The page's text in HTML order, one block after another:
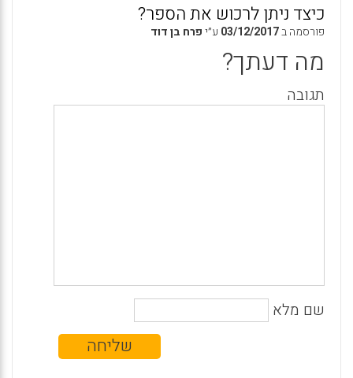
כיצד ניתן לרכוש את הספר?
פורסמה ב03/12/2017 ע״יפרח בן דוד
מה דעתך?
תגובה
שם מלא